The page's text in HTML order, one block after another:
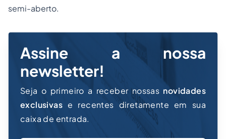
semi-aberto.
Assine a nossa
newsletter!
Seja o primeiro a receber nossas novidades
exclusivas e recentes diretamente em sua
caixa de entrada.